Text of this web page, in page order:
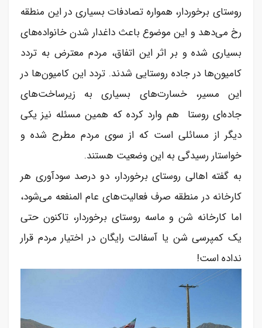
روستای برخوردار، همواره تصادفات بسیاری در این منطقه
رخ می‌دهد و این موضوع باعث داغدار شدن خانواده‌های
بسیاری شده و بر اثر این اتفاق، مردم معترض به تردد
کامیون‌ها در جاده روستایی شدند. تردد این کامیون‌ها در
این مسیر، خسارت‌های بسیاری به زیرساخت‌های
جاده‌ای روستا هم وارد کرده که همین مسئله نیز یکی
دیگر از مسائلی است که از سوی مردم مطرح شده و
خواستار رسیدگی به این وضعیت هستند.
به گفته اهالی روستای برخوردار، دو درصد سودآوری هر
کارخانه در منطقه صرف فعالیت‌های عام المنفعه می‌شود،
اما کارخانه شن و ماسه روستای برخوردار، تاکنون حتی
یک کمپرسی شن یا آسفالت رایگان در اختیار مردم قرار
نداده است!